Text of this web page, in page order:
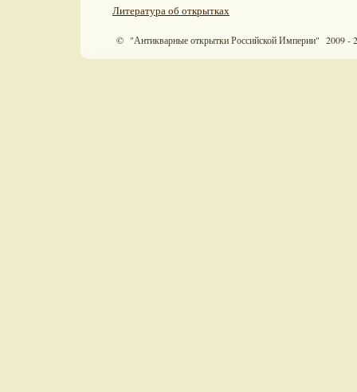
Литература об открытках
© "Антикварные открытки Российской Империи" 2009 -